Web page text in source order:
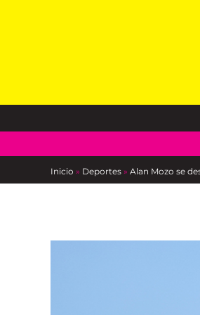
Inicio » Deportes » Alan Mozo se